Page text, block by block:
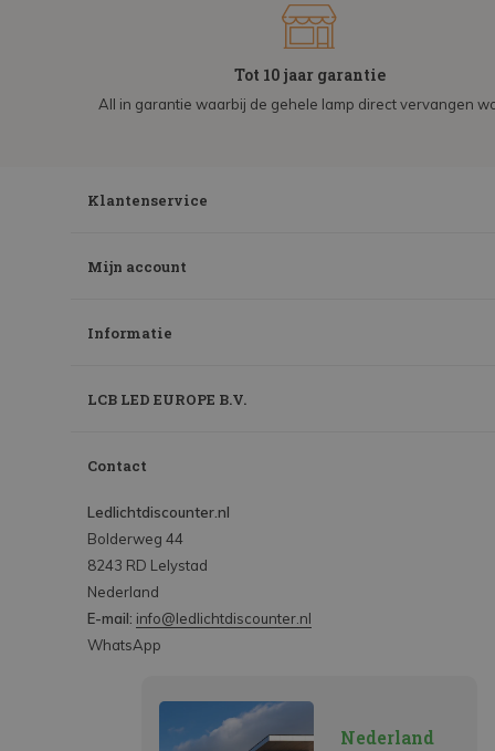
Tot 10 jaar garantie
All in garantie waarbij de gehele lamp direct vervangen
Klantenservice
Mijn account
Informatie
LCB LED EUROPE B.V.
Contact
Ledlichtdiscounter.nl
Bolderweg 44
8243 RD Lelystad
Nederland
E-mail: info@ledlichtdiscounter.nl
WhatsApp
Nederland